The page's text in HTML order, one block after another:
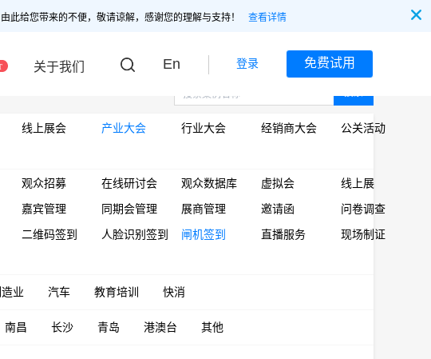
给您带来的不便，敬请谅解，感谢您的理解与支持！ 查看详情
关于我们 En 登录 免费试用
线上展会 产业大会 行业大会 经销商大会
公关活动
观众招募 在线研讨会 观众数据库 虚拟会
线上展
嘉宾管理 同期会管理 展商管理 邀请函
问卷调查
二维码签到 人脸识别签到 闸机签到 直播服务
现场制证
业 汽车 教育培训 快消
南昌 长沙 青岛 港澳台 其他